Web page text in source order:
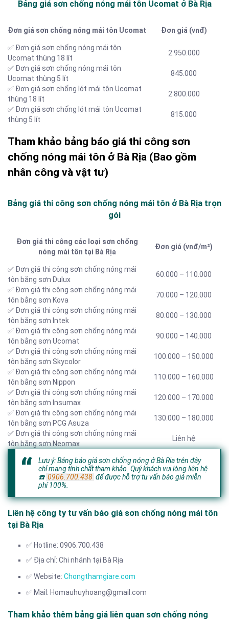
Bảng giá sơn chống nóng mái tôn Ucomat ở Bà Rịa
Đơn giá sơn chống nóng mái tôn Ucomat Đơn giá (vnđ)
✅ Đơn giá sơn chống nóng mái tôn
Ucomat thùng 18 lít
2.950.000
✅ Đơn giá sơn chống nóng mái tôn
Ucomat thùng 5 lít
845.000
✅ Đơn giá sơn chống lót mái tôn Ucomat
thùng 18 lít
2.800.000
✅ Đơn giá sơn chống lót mái tôn Ucomat
thùng 5 lít
815.000
Tham khảo bảng báo giá thi công sơn
chống nóng mái tôn ở Bà Rịa (Bao gồm
nhân công và vật tư)
Bảng giá thi công sơn chống nóng mái tôn ở Bà Rịa trọn
gói
Đơn giá thi công các loại sơn chống
nóng mái tôn tại Bà Rịa
Đơn giá (vnđ/m²)
✅ Đơn giá thi công sơn chống nóng mái
tôn bằng sơn Dulux
60.000 – 110.000
✅ Đơn giá thi công sơn chống nóng mái
tôn bằng sơn Kova
70.000 – 120.000
✅ Đơn giá thi công sơn chống nóng mái
tôn bằng sơn Intek
80.000 – 130.000
✅ Đơn giá thi công sơn chống nóng mái
tôn bằng sơn Ucomat
90.000 – 140.000
✅ Đơn giá thi công sơn chống nóng mái
tôn bằng sơn Skycolor
100.000 – 150.000
✅ Đơn giá thi công sơn chống nóng mái
tôn bằng sơn Nippon
110.000 – 160.000
✅ Đơn giá thi công sơn chống nóng mái
tôn bằng sơn Insumax
120.000 – 170.000
✅ Đơn giá thi công sơn chống nóng mái
tôn bằng sơn PCG Asuza
130.000 – 180.000
✅ Đơn giá thi công sơn chống nóng mái
tôn bằng sơn Neomax
Liên hệ
Lưu ý: Bảng báo giá sơn chống nóng ở Bà Rịa trên đây
chỉ mang tính chất tham khảo. Quý khách vui lòng liên hệ
☎️ 0906.700.438 để được hỗ trợ tư vấn báo giá miễn
phí 100%.
Liên hệ công ty tư vấn báo giá sơn chống nóng mái tôn
tại Bà Rịa
✅ Hotline: 0906.700.438
✅ Địa chỉ: Chi nhánh tại Bà Rịa
✅ Website: Chongthamgiare.com
✅ Mail: Homauhuyhoang@gmail.com
Tham khảo thêm bảng giá liên quan sơn chống nóng